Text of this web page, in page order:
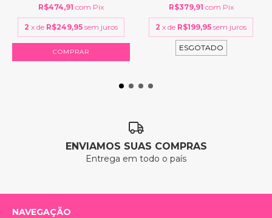
R$474,91 com Pix
2 x de R$249,95 sem juros
R$379,91 com Pix
2 x de R$199,95 sem juros
ESGOTADO
ENVIAMOS SUAS COMPRAS
Entrega em todo o país
NAVEGAÇÃO